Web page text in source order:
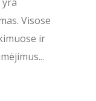
Visose
ir